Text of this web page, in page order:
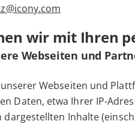
wir mit Ihren
Webseiten und
Webseiten und
Daten, etwa Ihrer IP-
dargestellten Inhalte